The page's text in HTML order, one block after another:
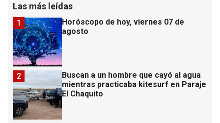
Las más leídas
Horóscopo de hoy, viernes 07 de
agosto
1
Buscan a un hombre que cayó al agua
mientras practicaba kitesurf en Paraje
El Chaquito
2